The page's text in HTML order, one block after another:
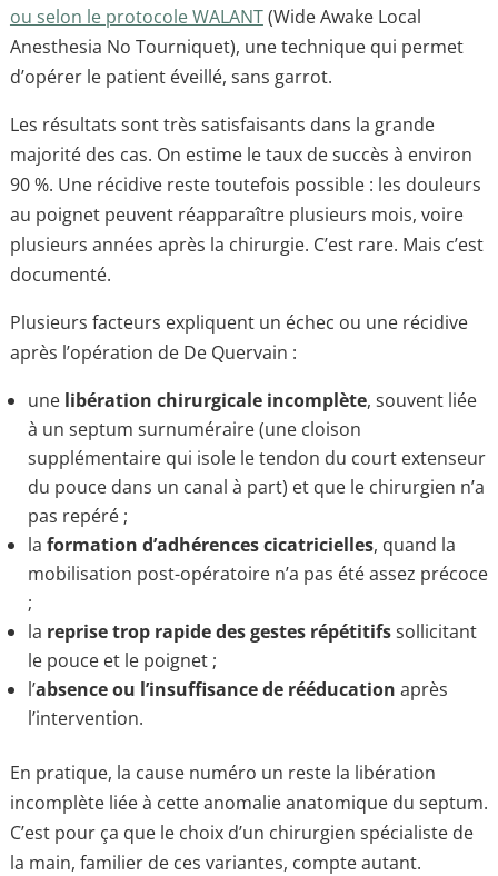
ou selon le protocole WALANT(Wide Awake Local
Anesthesia No Tourniquet), une technique qui permet
d’opérer le patient éveillé, sans garrot.
Les résultats sont très satisfaisants dans la grande
majorité des cas. On estime le taux de succès à environ
90 %. Une récidive reste toutefois possible : les douleurs
au poignet peuvent réapparaître plusieurs mois, voire
plusieurs années après la chirurgie. C’est rare. Mais c’est
documenté.
Plusieurs facteurs expliquent un échec ou une récidive
après l’opération de De Quervain :
une libération chirurgicale incomplète, souvent liée
à un septum surnuméraire (une cloison
supplémentaire qui isole le tendon du court extenseur
du pouce dans un canal à part) et que le chirurgien n’a
pas repéré ;
la formation d’adhérences cicatricielles, quand la
mobilisation post-opératoire n’a pas été assez précoce
;
la reprise trop rapide des gestes répétitifssollicitant
le pouce et le poignet ;
l’absence ou l’insuffisance de rééducation après
l’intervention.
En pratique, la cause numéro un reste la libération
incomplète liée à cette anomalie anatomique du septum.
C’est pour ça que le choix d’un chirurgien spécialiste de
la main, familier de ces variantes, compte autant.